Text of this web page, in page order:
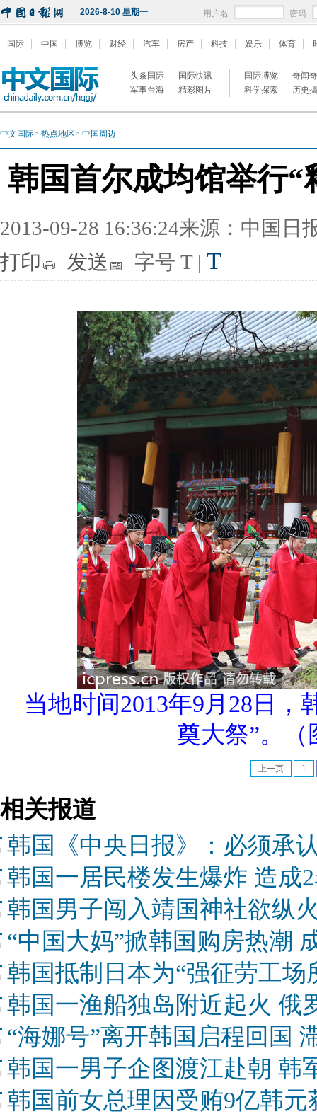
2026-8-10 星期一 用户名 密码
国际 中国 博览 财经 汽车 房产 科技 娱乐 体育
头条国际
国际快讯
军事台海
精彩图片
国际博览
奇闻
科学探索
历史
中文国际> 热点地区> 中国周边
韩国首尔成均馆举行
2013-09-28 16:36:24来源：中国日
打印
发送 字号 T | T
当地时间2013年9月28日
奠大祭”。
上一页 1
相关报道
韩国《中央日报》：必须承
韩国一居民楼发生爆炸 造成
韩国男子闯入靖国神社欲纵
“中国大妈”掀韩国购房热潮
韩国抵制日本为“强征劳工场
韩国一渔船独岛附近起火 俄
“海娜号”离开韩国启程回国
韩国一男子企图渡江赴朝 韩
韩国前女总理因受贿9亿韩元